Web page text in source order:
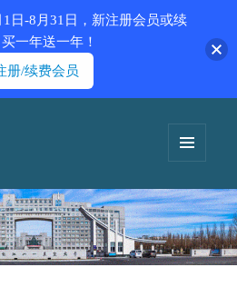
1日-8月31日，新注册会员或续
一年送一年！
册/续费会员